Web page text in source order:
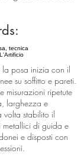
tecnica
la posa inizia con il
su soffitto e pareti.
misurazioni ripetute
larghezza e
volta stabilito il
metallici di guida e
e disposti con